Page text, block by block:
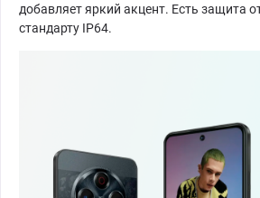
добавляет яркий акцент. Есть защита
стандарту IP64.